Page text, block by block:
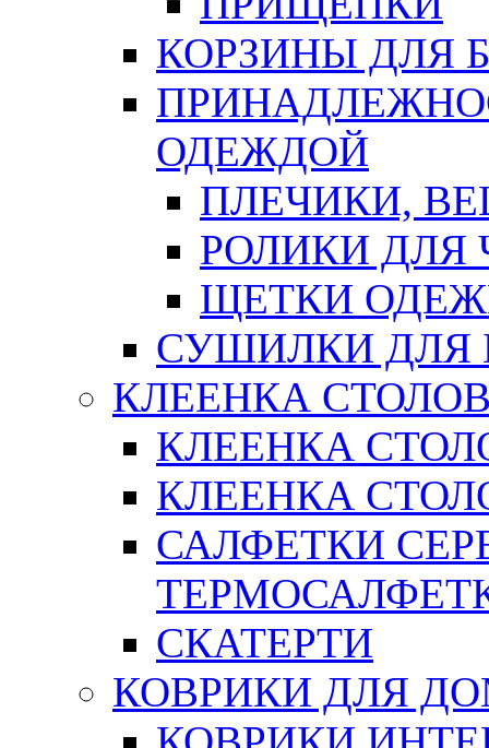
КОРЗИНЫ ДЛЯ
ОДЕЖДОЙ
ПЛЕЧИКИ,
РОЛИКИ ДЛЯ
ЩЕТКИ
СУШИЛКИ ДЛЯ
КЛЕЕНКА
КЛЕЕНКА
КЛЕЕНКА
САЛФЕТКИ
СКАТЕРТИ
КОВРИКИ ДЛЯ